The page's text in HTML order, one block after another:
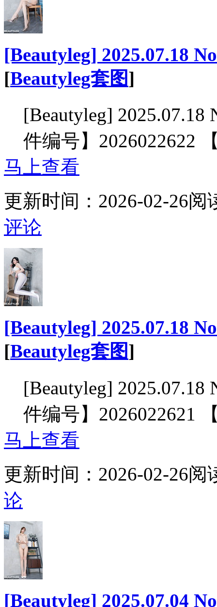
[Beautyleg] 2025.07.18
[Beautyleg套图]
[Beautyleg]
件编号】2026022622
马上查看
更新时间： 2026-02-26阅
评论
[Beautyleg] 2025.07.18
[Beautyleg套图]
[Beautyleg]
件编号】2026022621
马上查看
更新时间： 2026-02-26阅
论
[Beautyleg] 2025.07.04